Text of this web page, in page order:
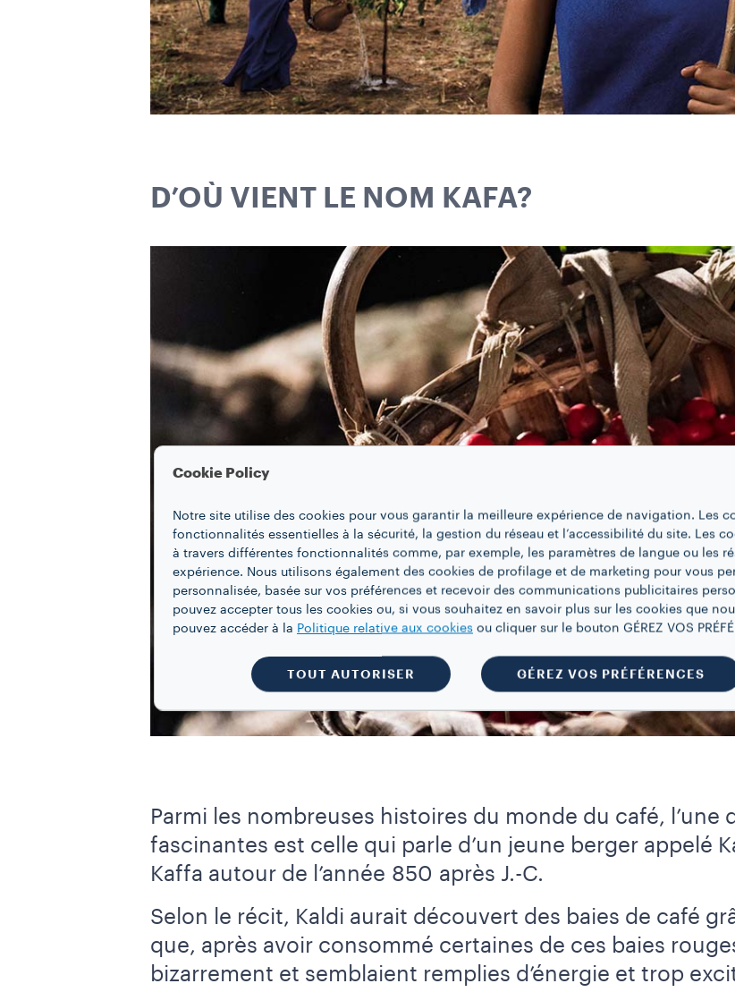
D’OÙ VIENT LE NOM KAFA?
Parmi les nombreuses histoires du monde du café, l’une
fascinantes est celle qui parle d’un jeune berger appelé
Kaffa autour de l’année 850 après J.-C.
Selon le récit, Kaldi aurait découvert des baies de café
que, après avoir consommé certaines de ces baies
bizarrement et semblaient remplies d’énergie et trop
Cookie Policy
Notre site utilise des cookies pour vous garantir la meilleure expérience de navigation. Les
fonctionnalités essentielles à la sécurité, la gestion du réseau et l’accessibilité du site. Les
à travers différentes fonctionnalités comme, par exemple, les paramètres de langue ou les
expérience. Nous utilisons également des cookies de profilage et de marketing pour vous
personnalisée, basée sur vos préférences et recevoir des communications publicitaires
pouvez accepter tous les cookies ou, si vous souhaitez en savoir plus sur les cookies que
pouvez accéder à la Politique relative aux cookies ou cliquer sur le bouton GÉREZ VOS
TOUT AUTORISER GÉREZ VOS PRÉFÉRENCES